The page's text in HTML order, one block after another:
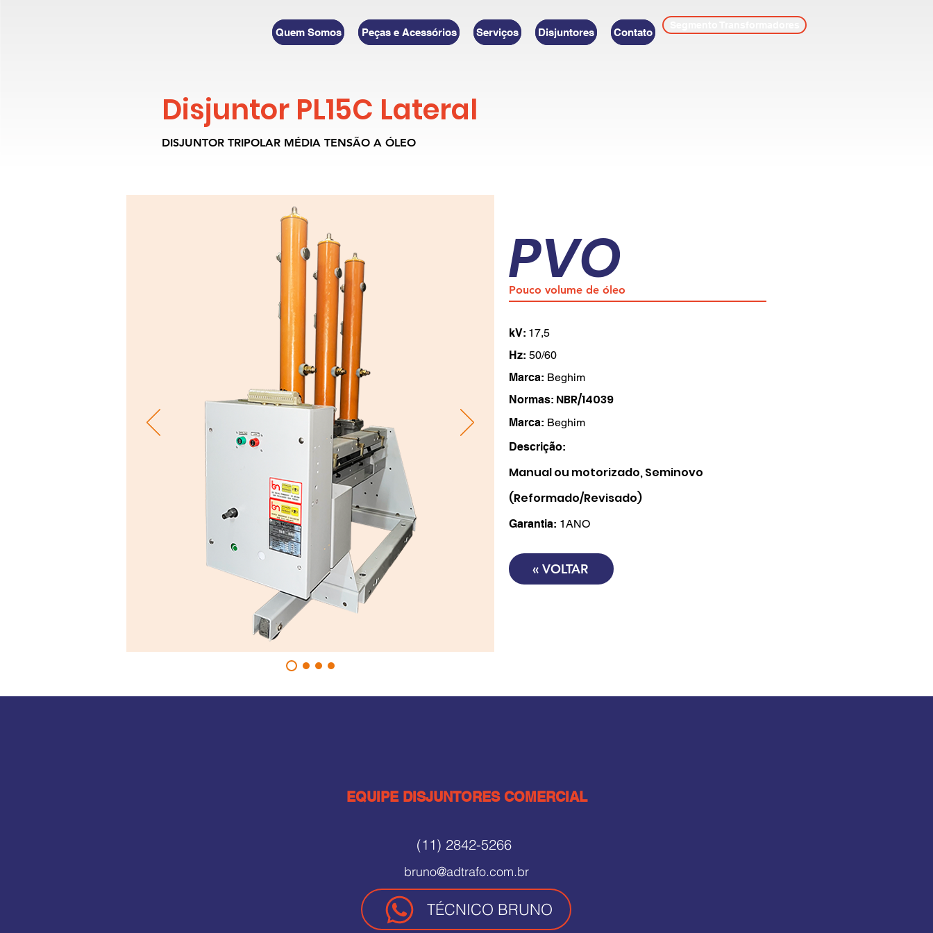
Quem Somos Peças e Acessórios Serviços Disjuntores Contato
Disjuntor PL15C Lateral
DISJUNTOR TRIPOLAR MÉDIA TENSÃO A ÓLEO
PVO
Pouco volume de óleo
kV: 17,5
Hz: 50/60
Marca: Beghim
Normas: NBR/14039
Marca: Beghim
Descrição:
Manual ou motorizado,Seminovo
(Reformado/Revisado)
Garantia: 1ANO
« VOLTAR
EQUIPE DISJUNTORES COMERCIAL
(11) 2842-5266
bruno@adtrafo.com.br
TÉCNICO BRUNO